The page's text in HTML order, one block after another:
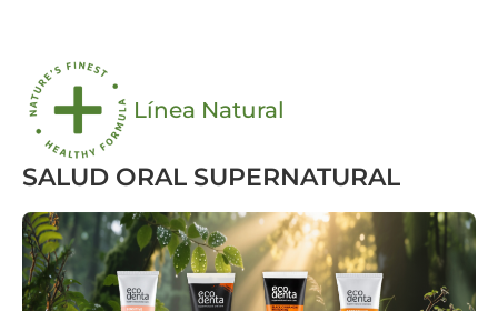
Línea Natural
SALUD ORAL SUPERNATURAL